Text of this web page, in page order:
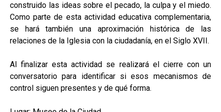
construido las ideas sobre el pecado, la culpa y el miedo.
Como parte de esta actividad educativa complementaria,
se hará también una aproximación histórica de las
relaciones de la Iglesia con la ciudadanía, en el Siglo XVII.
Al finalizar esta actividad se realizará el cierre con un
conversatorio para identificar si esos mecanismos de
control siguen presentes y de qué forma.